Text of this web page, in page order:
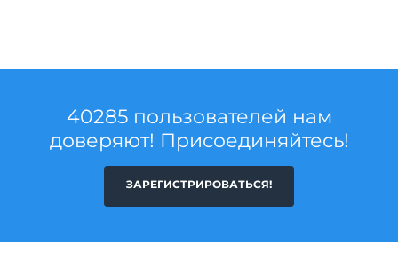
40285 пользователей нам
доверяют! Присоединяйтесь!
ЗАРЕГИСТРИРОВАТЬСЯ!